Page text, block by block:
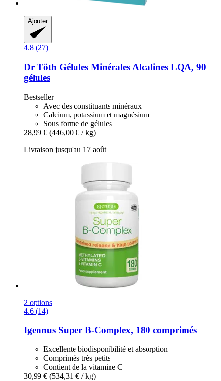
Ajouter
4.8 (27)
Dr Töth Gélules Minérales Alcalines LQA, 90
gélules
Bestseller
Avec des constituants minéraux
Calcium, potassium et magnésium
Sous forme de gélules
28,99 € (446,00 € / kg)
Livraison jusqu'au 17 août
2 options
4.6 (14)
Igennus Super B-​Complex, 180 comprimés
Excellente biodisponibilité et absorption
Comprimés très petits
Contient de la vitamine C
30,99 € (534,31 € / kg)